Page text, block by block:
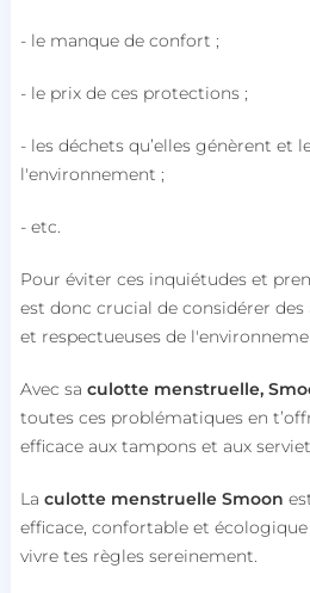
- le manque de confort ;
- le prix de ces protections ;
- les déchets qu’elles génèrent et
l'environnement ;
- etc.
Pour éviter ces inquiétudes et
est donc crucial de considérer
et respectueuses de
Avec sa culotte menstruelle,
toutes ces problématiques en
efficace aux tampons et aux
La culotte menstruelle Smoon
efficace, confortable et
vivre tes règles sereinement.